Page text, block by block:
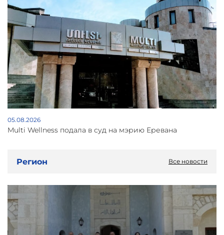
05.08.2026
Multi Wellness подала в суд на мэрию Еревана
Регион Все новости